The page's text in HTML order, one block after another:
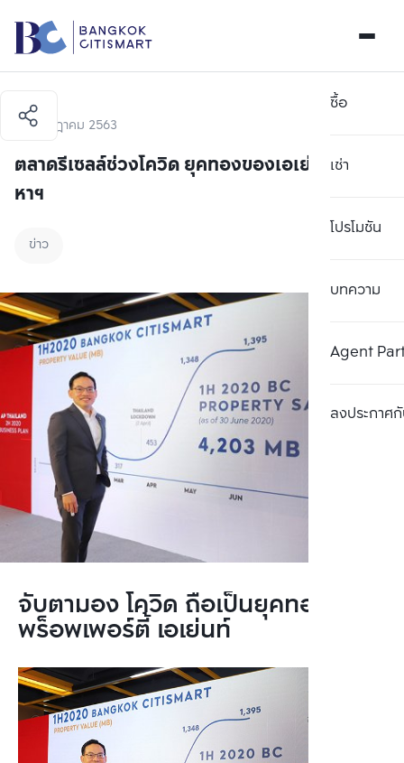
ซื้อ
เช่า
โปรโมชัน
บทความ
Agent
ลงประกาศกั
24 กรกฎาคม 2563
ตลาดรีเซลล์ช่วงโควิด ยุคทองของเอเย่นท์อสัง
หาฯ
ข่าว
จับตามอง โควิด ถือเป็นยุคทองของ
พร็อพเพอร์ตี้ เอเย่นท์